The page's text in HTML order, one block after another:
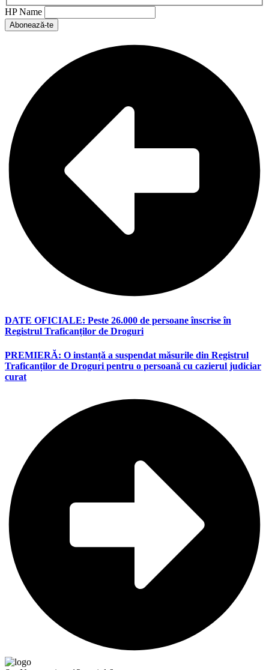
HP Name
Abonează-te
DATE OFICIALE: Peste 26.000 de persoane înscrise în
Registrul Traficanților de Droguri
PREMIERĂ: O instanță a suspendat măsurile din Registrul
Traficanților de Droguri pentru o persoană cu cazierul judiciar
curat